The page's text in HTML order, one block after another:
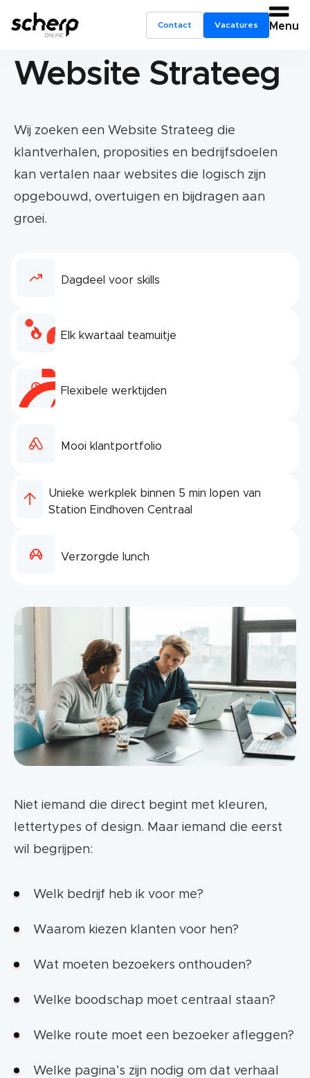
Contact Vacatures Menu
Website Strateeg
Wij zoeken een Website Strateeg die
klantverhalen, proposities en bedrijfsdoelen
kan vertalen naar websites die logisch zijn
opgebouwd, overtuigen en bijdragen aan
groei.
Dagdeel voor skills
Elk kwartaal teamuitje
Flexibele werktijden
Mooi klantportfolio
Unieke werkplek binnen 5 min lopen van
Station Eindhoven Centraal
Verzorgde lunch
Niet iemand die direct begint met kleuren,
lettertypes of design. Maar iemand die eerst
wil begrijpen:
Welk bedrijf heb ik voor me?
Waarom kiezen klanten voor hen?
Wat moeten bezoekers onthouden?
Welke boodschap moet centraal staan?
Welke route moet een bezoeker afleggen?
Welke pagina’s zijn nodig om dat verhaal